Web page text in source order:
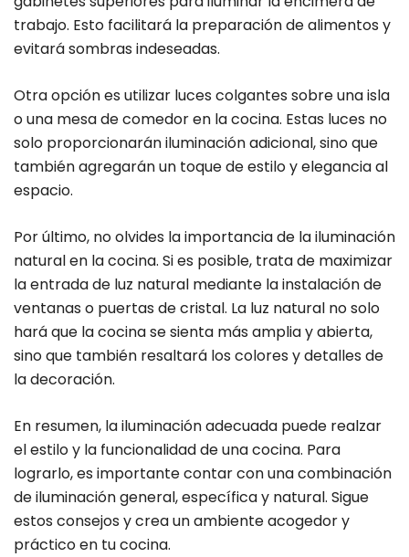
trabajo. Esto facilitará la preparación de alimentos y
evitará sombras indeseadas.
Otra opción es utilizar luces colgantes sobre una isla
o una mesa de comedor en la cocina. Estas luces no
solo proporcionarán iluminación adicional, sino que
también agregarán un toque de estilo y elegancia al
espacio.
Por último, no olvides la importancia de la iluminación
natural en la cocina. Si es posible, trata de maximizar
la entrada de luz natural mediante la instalación de
ventanas o puertas de cristal. La luz natural no solo
hará que la cocina se sienta más amplia y abierta,
sino que también resaltará los colores y detalles de
la decoración.
En resumen, la iluminación adecuada puede realzar
el estilo y la funcionalidad de una cocina. Para
lograrlo, es importante contar con una combinación
de iluminación general, específica y natural. Sigue
estos consejos y crea un ambiente acogedor y
práctico en tu cocina.